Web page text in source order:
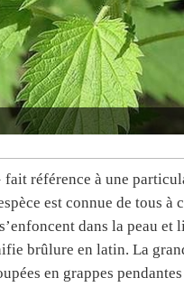
référence à une
est connue de tous
dans la peau
brûlure en latin. La
en grappes